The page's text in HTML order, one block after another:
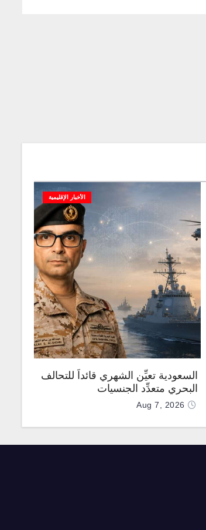
الأخبار الإقليمية
السعودية تعيِّن الشهري قائداً للتحالف
البحري متعدِّد الجنسيات
Aug 7, 2026